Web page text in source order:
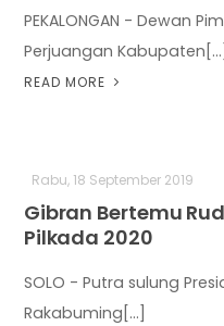
PEKALONGAN - Dewan
Perjuangan Kabupaten[...]
READ MORE
Rabu, 18 September 2019
Gibran Bertemu
Pilkada 2020
SOLO - Putra sulung
Rakabuming[...]